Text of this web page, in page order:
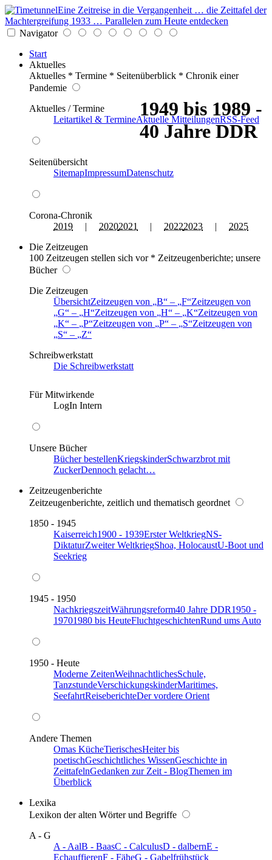
Eine Zeitreise in die Vergangenheit … die Zeittafel der
Machtergreifung 1933 … Parallelen zum Heute entdecken
Navigator
Start
Aktuelles
Aktuelles * Termine * Seitenüberblick * Chronik einer
Pandemie
Aktuelles / Termine
Leitartikel & TermineAktuelle MitteilungenRSS-Feed
Seitenübersicht
SitemapImpressumDatenschutz
Corona-Chronik
2019 | 20202021 | 20222023 | 2025
Die Zeitzeugen
100 Zeitzeugen stellen sich vor * Zeitzeugenberichte; unsere
Bücher
Die Zeitzeugen
ÜbersichtZeitzeugen von B – F Zeitzeugen von
G
– H Zeitzeugen von H – K Zeitzeugen von
K
– P Zeitzeugen von P – S Zeitzeugen von
S
–
Z
Schreibwerkstatt
Die Schreibwerkstatt
Für Mitwirkende
LogIn Intern
Unsere Bücher
Bücher bestellenKriegskinderSchwarzbrot mit
ZuckerDennoch gelacht…
Zeitzeugenberichte
Zeitzeugenberichte, zeitlich und thematisch geordnet
1850 - 1945
Kaiserreich1900 - 1939Erster WeltkriegNS-
DiktaturZweiter WeltkriegShoa, HolocaustU-Boot und
Seekrieg
1945 - 1950
NachkriegszeitWährungsreform40 Jahre DDR1950 -
19701980 bis HeuteFluchtgeschichtenRund ums Auto
1950 - Heute
Moderne ZeitenWeihnachtlichesSchule,
TanzstundeVerschickungskinderMaritimes,
SeefahrtReiseberichteDer vordere Orient
Andere Themen
Omas KücheTierischesHeiter bis
poetischGeschichtliches WissenGeschichte in
ZeittafelnGedanken zur Zeit - BlogThemen im
Überblick
Lexika
Lexikon der alten Wörter und Begriffe
A - G
A - AalB - BaasC - CalculusD - dalbernE -
EchauffierenF - FäheG - Gabelfrühstück
1949 bis 1989 -
40 Jahre DDR